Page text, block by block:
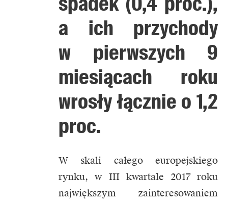
a ich przychody
w pierwszych 9
miesiącach roku
wrosły łącznie o 1,2
proc.
W skali całego europejskiego
rynku, w III kwartale 2017 roku
największym zainteresowaniem